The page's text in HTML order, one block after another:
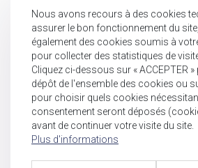
Nous avons recours à des cookies
assurer le bon fonctionnement du
également des cookies soumis à
pour collecter des statistiques de
Cliquez ci-dessous sur « ACCEPTER
dépôt de l'ensemble des cookies ou
pour choisir quels cookies
consentement seront déposés
avant de continuer votre visite du site.
Plus d'informations